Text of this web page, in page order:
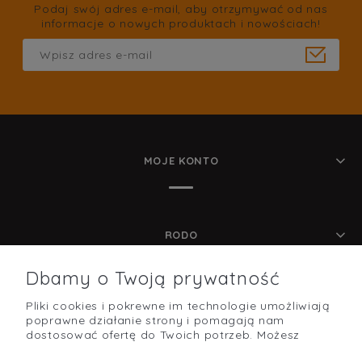
Podaj swój adres e-mail, aby otrzymywać od nas
informacje o nowych produktach i nowościach!
MOJE KONTO
RODO
POMOC
Dbamy o Twoją prywatność
Pliki cookies i pokrewne im technologie umożliwiają
poprawne działanie strony i pomagają nam
dostosować ofertę do Twoich potrzeb. Możesz